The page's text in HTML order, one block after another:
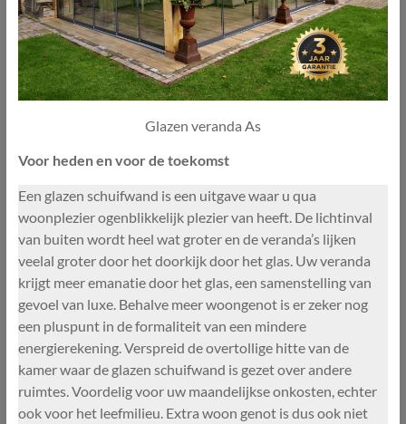
Glazen veranda As
Voor heden en voor de toekomst
Een glazen schuifwand is een uitgave waar u qua
woonplezier ogenblikkelijk plezier van heeft. De lichtinval
van buiten wordt heel wat groter en de veranda’s lijken
veelal groter door het doorkijk door het glas. Uw veranda
krijgt meer emanatie door het glas, een samenstelling van
gevoel van luxe. Behalve meer woongenot is er zeker nog
een pluspunt in de formaliteit van een mindere
energierekening. Verspreid de overtollige hitte van de
kamer waar de glazen schuifwand is gezet over andere
ruimtes. Voordelig voor uw maandelijkse onkosten, echter
ook voor het leefmilieu. Extra woon genot is dus ook niet